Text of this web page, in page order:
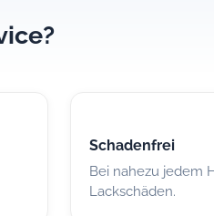
Schadenfrei
Bei nahezu jedem
Lackschäden.